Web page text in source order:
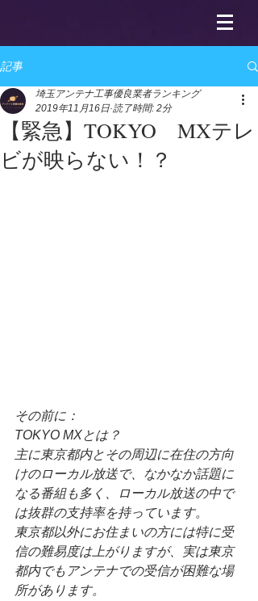
記事
【緊急】TOKYO MXテレ
ビが映らない！？
埼玉アンテナ工事優良業者ランキング
2019年11月16日 読了時間: 2分
その前に：
TOKYO MXとは？
主に東京都内とその周辺に在住の方向
けのローカル放送で、なかなか話題に
なる番組も多く、ローカル放送の中で
は抜群の支持率を持っています。
東京都以外にお住まいの方には特に受
信の難易度は上がりますが、実は東京
都内でもアンテナでの受信が困難な場
所があります。